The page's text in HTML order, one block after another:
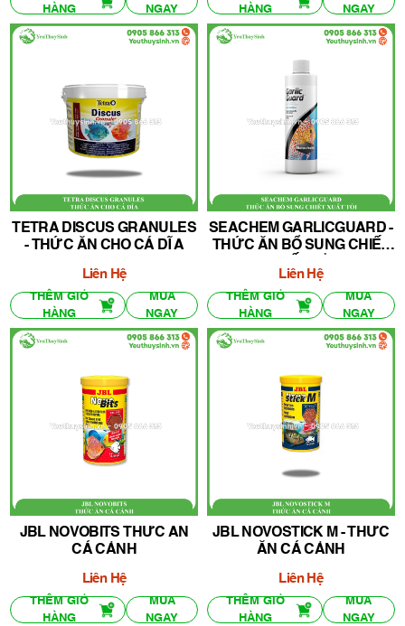
HÀNG
NGAY
HÀNG
NGAY
TETRA DISCUS GRANULES
- THỨC ĂN CHO CÁ DĨA
Liên Hệ
THÊM GIỎ
HÀNG
MUA
NGAY
SEACHEM GARLICGUARD -
THỨC ĂN BỔ SUNG CHIẾT
Liên Hệ
THÊM GIỎ
HÀNG
MUA
NGAY
JBL NOVOBITS THỨC ĂN
CÁ CẢNH
Liên Hệ
THÊM GIỎ
HÀNG
MUA
NGAY
JBL NOVOSTICK M - THỨC
ĂN CÁ CẢNH
Liên Hệ
THÊM GIỎ
HÀNG
MUA
NGAY